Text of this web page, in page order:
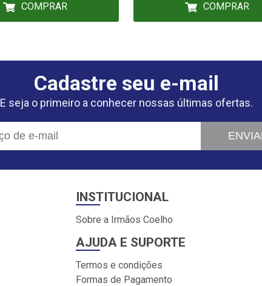
COMPRAR COMPRAR
Cadastre seu e-mail
E seja o primeiro a conhecer nossas últimas ofertas.
INSTITUCIONAL
Sobre a Irmãos Coelho
AJUDA E SUPORTE
Termos e condições
Formas de Pagamento